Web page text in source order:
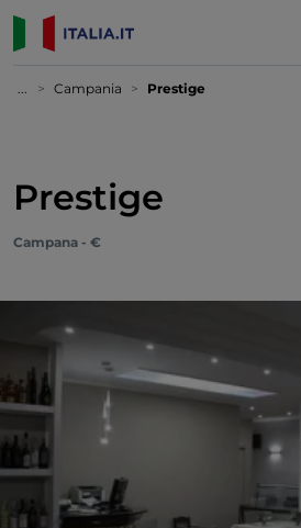
... Campania Prestige
Prestige
Campana - €